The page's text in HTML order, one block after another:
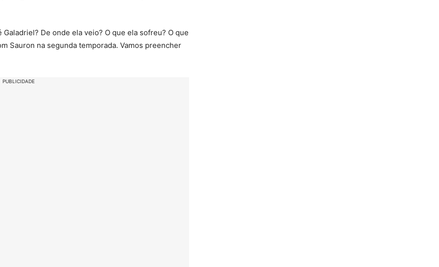
De onde ela veio? O que ela sofreu? O que
Sauron na segunda temporada. Vamos preencher
PUBLICIDADE